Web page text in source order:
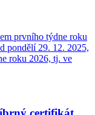
prvního týdne roku
pondělí 29. 12. 2025,
roku 2026, tj. ve